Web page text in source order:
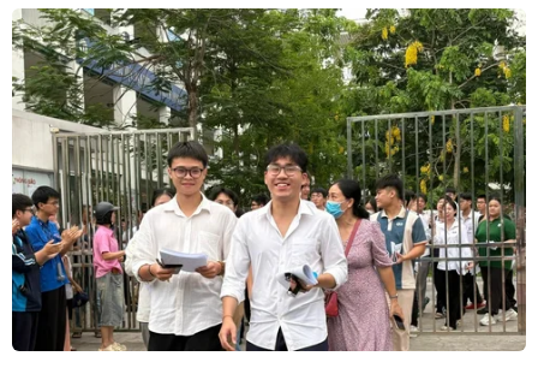
TIN CÙNG CHUYÊN MỤC
Khoa học, công nghệ - trụ cột mới
trong quan hệ Việt Nam-Canada